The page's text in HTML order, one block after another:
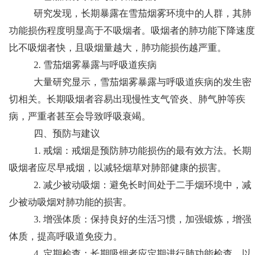
研究发现，长期暴露在雪茄烟雾环境中的人群，其肺
功能损伤程度明显高于不吸烟者。吸烟者的肺功能下降速度
比不吸烟者快，且吸烟量越大，肺功能损伤越严重。
2. 雪茄烟雾暴露与呼吸道疾病
大量研究显示，雪茄烟雾暴露与呼吸道疾病的发生密
切相关。长期吸烟者容易出现慢性支气管炎、肺气肿等疾
病，严重者甚至会导致呼吸衰竭。
四、预防与建议
1. 戒烟：戒烟是预防肺功能损伤的最有效方法。长期
吸烟者应尽早戒烟，以减轻烟草对肺部健康的损害。
2. 减少被动吸烟：避免长时间处于二手烟环境中，减
少被动吸烟对肺功能的损害。
3. 增强体质：保持良好的生活习惯，加强锻炼，增强
体质，提高呼吸道免疫力。